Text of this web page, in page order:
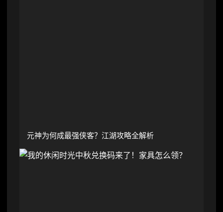
元神为何成最强侠客？江湖攻略全解析